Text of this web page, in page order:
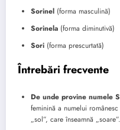
Sorinel (forma masculină)
Sorinela (forma diminutivă)
Sori (forma prescurtată)
Întrebări frecvente
De unde provine numele
feminină a numelui
„sol”, care înseamnă „soare”.